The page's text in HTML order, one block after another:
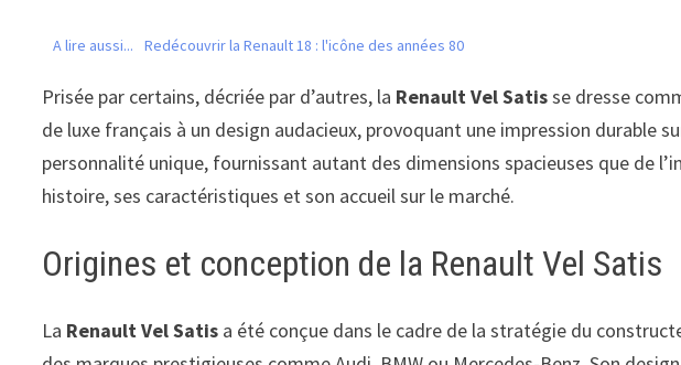
A lire aussi... Redécouvrir la Renault 18 : l'icône des années 80
Prisée par certains, décriée par d’autres, la Renault Vel Satisse dresse
de luxe français à un design audacieux, provoquant une impression durable
personnalité unique, fournissant autant des dimensions spacieuses que de
histoire, ses caractéristiques et son accueil sur le marché.
Origines et conception de la Renault Vel Satis
La Renault Vel Satis a été conçue dans le cadre de la stratégie du